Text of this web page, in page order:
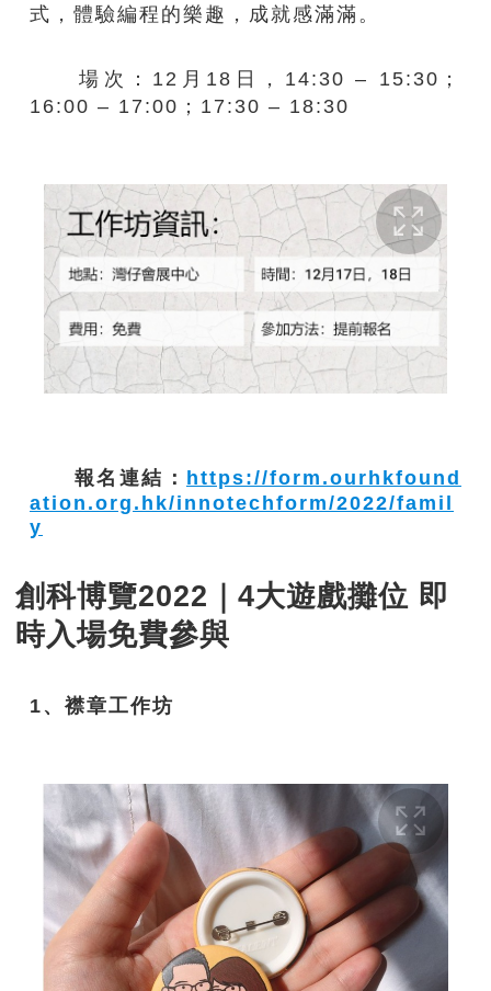
式，體驗編程的樂趣，成就感滿滿。
場次：12月18日，14:30 – 15:30​；
16:00 – 17:00​；17:30 – 18:30
報名連結： https://form.ourhkfound
ation.org.hk/innotechform/2022/famil
y
創科博覽2022｜4大遊戲攤位 即
時入場免費參與
1、襟章工作坊